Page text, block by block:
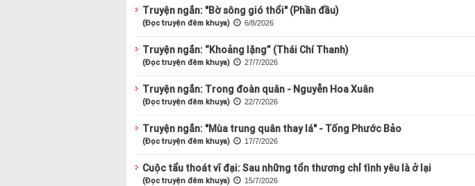
Truyện ngắn: "Bờ sông gió thổi" (Phần đầu)
(Đọc truyện đêm khuya) 6/8/2026
Truyện ngắn: “Khoảng lặng” (Thái Chí Thanh)
(Đọc truyện đêm khuya) 27/7/2026
Truyện ngắn: Trong đoàn quân - Nguyễn Hoa Xuân
(Đọc truyện đêm khuya) 22/7/2026
Truyện ngắn: "Mùa trung quân thay lá" - Tống Phước Bảo
(Đọc truyện đêm khuya) 17/7/2026
Cuộc tẩu thoát vĩ đại: Sau những tổn thương chỉ tình yêu là ở lại
(Đọc truyện đêm khuya) 15/7/2026